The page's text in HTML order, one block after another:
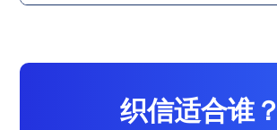
织信适合谁？